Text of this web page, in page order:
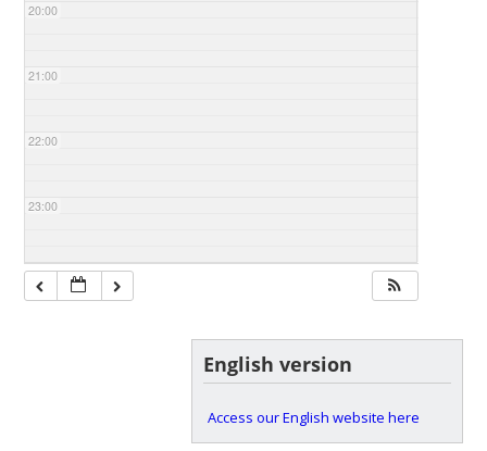
20:00
21:00
22:00
23:00
English version
Access our English website here